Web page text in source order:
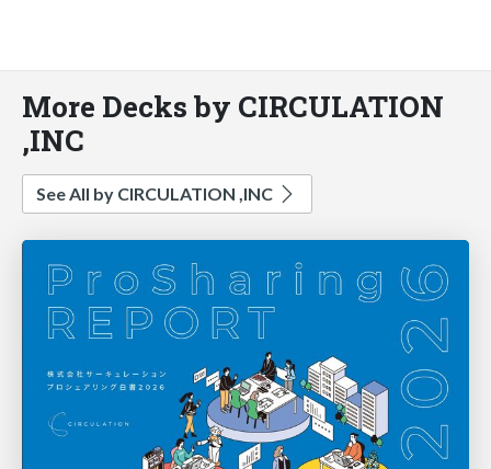
More Decks by CIRCULATION
,INC
See All by CIRCULATION ,INC